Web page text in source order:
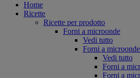
Home
Ricette
Ricette per prodotto
Forni a microonde
Vedi tutto
Forni a
Vedi tutto
Forni a
Forni a